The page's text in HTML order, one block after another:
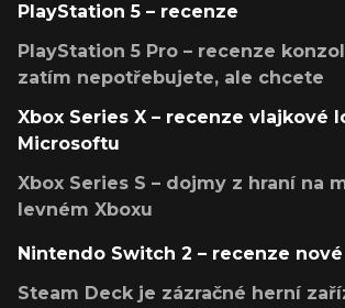
PlayStation 5 – recenze
PlayStation 5 Pro – recenze
zatím nepotřebujete, ale chcete
Xbox Series X – recenze vlajkové
Microsoftu
Xbox Series S – dojmy z hraní na
levném Xboxu
Nintendo Switch 2 – recenze
Steam Deck je zázračné herní